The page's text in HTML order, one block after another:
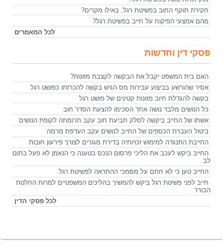
חקירת תוקף החוב בפשיטת רגל, באילו מקרים?
מהם אמצעי הפיקוח על חייב בפשיטת רגל?
לכל המאמרים
פסקי דין וחדשות
האם בית המשפט יקבל את הבקשה לקצבת מזונות?
אסיר שהורשע בביצוע עבירות מס הגיש בקשה להכרזתו כפושט רגל
בקשה להגדלת חיוב מזונות קטינים של פושט רגל
כל הנושים מלבד נושה אחד הסכימו להצעת הסדר חוב
אשתו של החייב ביקשה לסלק תביעת חוב עקב תרומתה לקופת הנושים
ביטול העברת הכספים של החייב לנושים עקב העדפת מרמה
החייבת התנגדה למימוש זכויותיה בדירת מגורים לצורך פירעון חובות
החייב ביקש לעכב את הליכי פרסום הנכס בטענה כי הנאמן לא פעל בתום
לב
החייב טען כי לא חתם על מסמכי ההתראה לפשיטת רגל
חייב לפני פשיטת רגל ביקש להמשיך בהליכים המשפטיים למרות החלטת
הבורר
לכל פסקי הדין